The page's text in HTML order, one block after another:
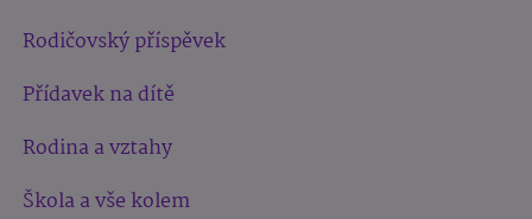
Rodičovský příspěvek
Přídavek na dítě
Rodina a vztahy
Škola a vše kolem